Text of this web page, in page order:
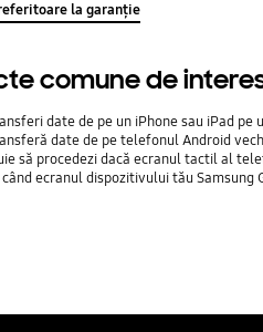
la garanție
comune de
date de pe un iPhone sau iPad pe
date de pe telefonul Android
să procedezi dacă ecranul tactil al
când ecranul dispozitivului tău